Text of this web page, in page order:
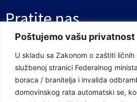
Poštujemo vašu privatnost
U skladu sa Zakonom o zaštiti
službenoj stranici Federalnog
boraca / branitelja i invalida
domovinskog rata automatski se,
Pratite nas
Facebook Stranica
Youtube Kanal
Linkovi